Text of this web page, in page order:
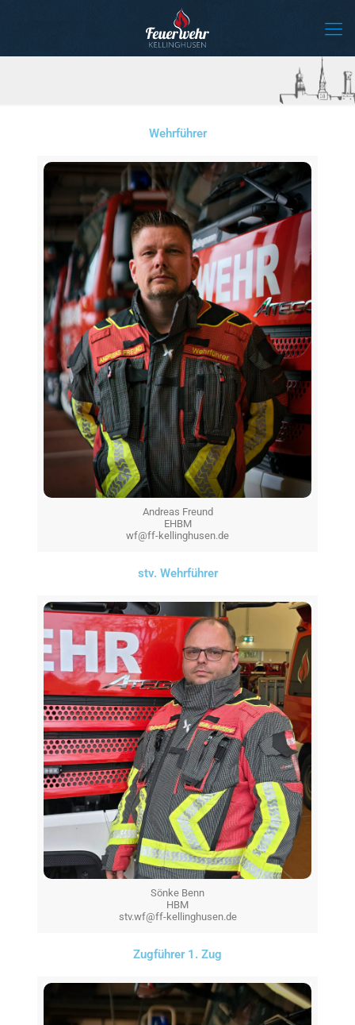
Wehrführer
Andreas Freund
EHBM
wf@ff-kellinghusen.de
stv. Wehrführer
Sönke Benn
HBM
stv.wf@ff-kellinghusen.de
Zugführer 1. Zug